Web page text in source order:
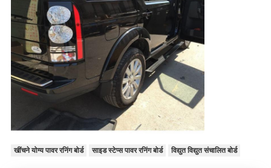
खींचने योग्य पावर रनिंग बोर्ड साइड स्टेप्स पावर रनिंग बोर्ड विद्युत विद्युत संचालित बोर्ड